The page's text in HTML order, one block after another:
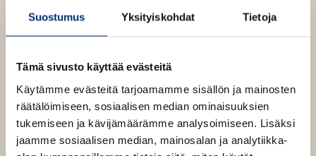
Suostumus Yksityiskohdat Tietoja
Tämä sivusto käyttää evästeitä
Käytämme evästeitä tarjoamamme sisällön ja mainosten
räätälöimiseen, sosiaalisen median ominaisuuksien
tukemiseen ja kävijämäärämme analysoimiseen. Lisäksi
jaamme sosiaalisen median, mainosalan ja analytiikka-
v
ä
i
l
e
h
t
e
n
ä
l
i
l
e
t
n
ä
l
i
l
Lue lisää tekijästä
v
c
a
S
t
e
n